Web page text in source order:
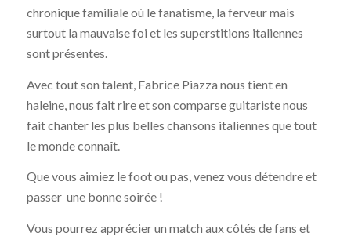
chronique familiale où le fanatisme, la ferveur mais
surtout la mauvaise foi et les superstitions italiennes
sont présentes.
Avec tout son talent, Fabrice Piazza nous tient en
haleine, nous fait rire et son comparse guitariste nous
fait chanter les plus belles chansons italiennes que tout
le monde connaît.
Que vous aimiez le foot ou pas, venez vous détendre et
passer une bonne soirée !
Vous pourrez apprécier un match aux côtés de fans et